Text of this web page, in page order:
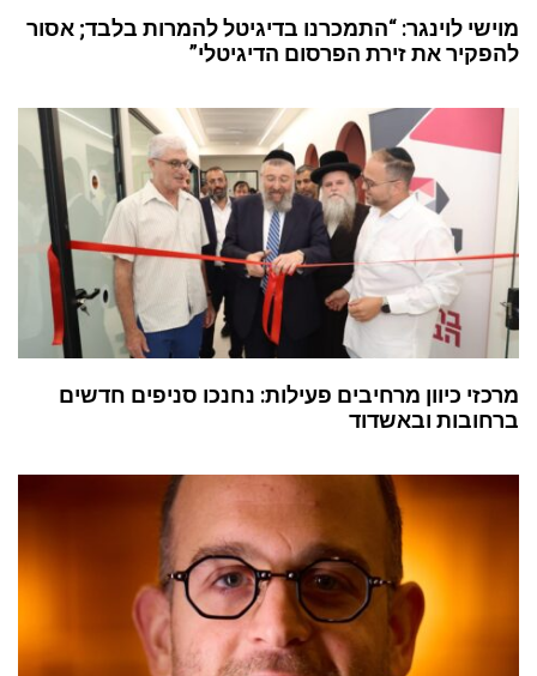
מוישי לוינגר: “התמכרנו בדיגיטל להמרות בלבד; אסור
להפקיר את זירת הפרסום הדיגיטלי”
מרכזי כיוון מרחיבים פעילות: נחנכו סניפים חדשים
ברחובות ובאשדוד